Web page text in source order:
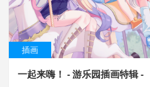
插画
一起来嗨！ - 游乐园插画特辑 -